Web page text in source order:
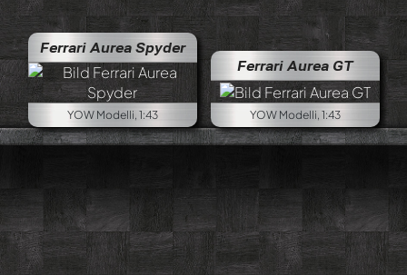
Ferrari Aurea Spyder
YOW Modelli, 1:43
Ferrari Aurea GT
YOW Modelli, 1:43